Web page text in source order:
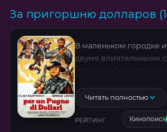
За пригоршню долларов
В маленьком городке
двумя влиятельными
умеющий стрелять без
Читать полностью
РЕЙТИНГ Кинопоиск